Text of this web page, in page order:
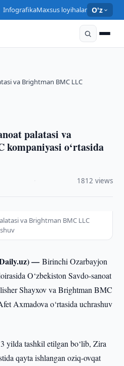
InfografikaMaxsus loyihalar O'z
va Brightman BMC LLC
palatasi va
o‘rtasida
1812 views
va Brightman BMC LLC
—Birinchi Ozarbayjon
O‘zbekiston Savdo-sanoat
Shayxov va Brightman BMC
Axmadova o‘rtasida uchrashuv
yilda tashkil etilgan bo‘lib, Zira
qayta ishlangan oziq-ovqat